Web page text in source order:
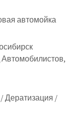
автомойка
Автомобилистов,
Дератизация /